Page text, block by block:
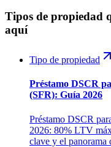
Tipos de propiedad
aquí
Tipo de propiedad
Préstamo DSCR
(SFR): Guía 2026
Préstamo DSCR
2026: 80% LTV
clave y el